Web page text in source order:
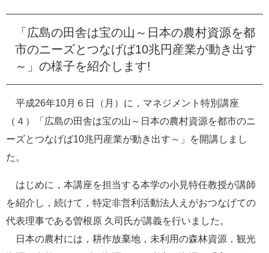
索
「広島の田舎は宝の山～日本の農村資源を都
市のニーズとつなげば10兆円産業が動き出す
～ 」の様子を紹介します!
平成26年10月６日（月）に，マネジメント特別講座
（４）「 広島の田舎は宝の山～日本の農村資源を都市のニ
ーズとつなげば10兆円産業が動き出す～ 」を開講しまし
た。
はじめに，本講座を担当する本学の小見特任教授が講師
を紹介し，続けて， 特定非営利活動法人えがおつなげての
代表理事である曽根原 久司 氏が講義を行いました。
日本の農村には，耕作放棄地，未利用の森林資源，観光